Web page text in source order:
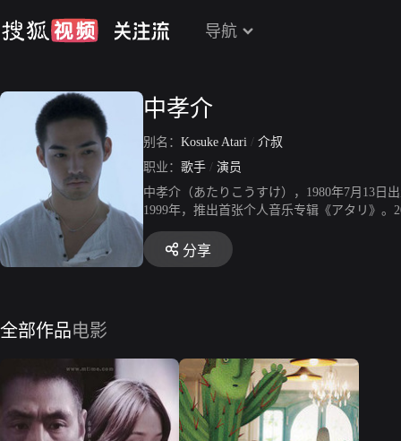
导航
中孝介
别名： Kosuke Atari / 介叔
职业： 歌手 / 演员
中孝介（あたりこうすけ），1980年7月13日
1999年，推出首张个人音乐专辑《アタリ》
赛”，并获得总冠军。2002年，推出第二张个
《海角七号》。2010年，获得“环球红歌盛典
年，推出第12张个人音乐专辑《ベストカバ
分享
全部作品电影